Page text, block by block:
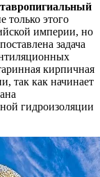
только этого
империи, но
задача
кирпичная
так как начинает
гидроизоляции